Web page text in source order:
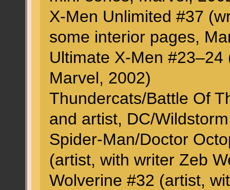
X-Men Unlimited #37
some interior pages,
Ultimate X-Men
Marvel, 2002)
Thundercats/Battle Of
and artist, DC/
Spider-Man/Doctor
(artist, with writer Zeb
Wolverine #32 (artist,